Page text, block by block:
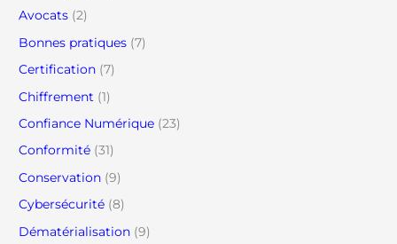
Avocats (2)
Bonnes pratiques (7)
Certification (7)
Chiffrement (1)
Confiance Numérique (23)
Conformité (31)
Conservation (9)
Cybersécurité (8)
Dématérialisation (9)